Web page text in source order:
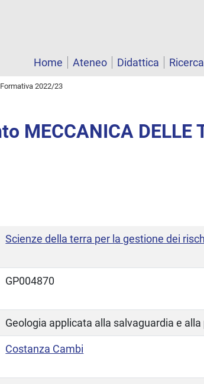
Home
Ateneo Didattica Ricerca
2022/23
MECCANICA DELLE
Scienze della terra per la gestione dei
GP004870
Geologia applicata alla salvaguardia e
Costanza Cambi